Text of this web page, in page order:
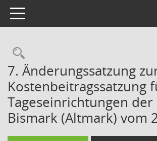
Toggle navigation
Rechercheauswahl
7. Änderungssatzung
Kostenbeitragssatzung
Tageseinrichtungen der
Bismark (Altmark) vom